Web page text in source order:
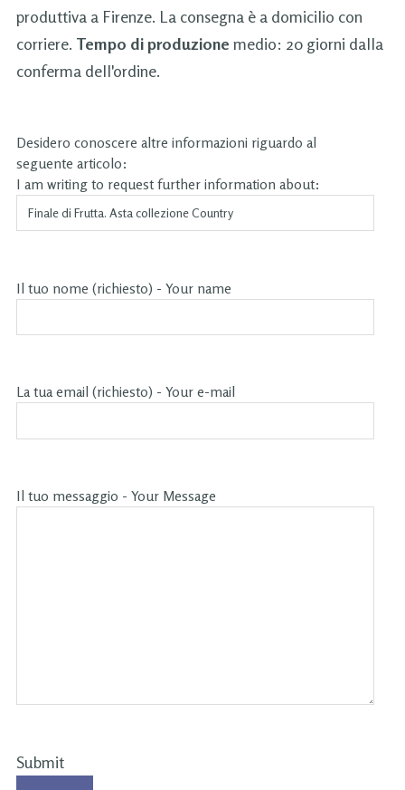
produttiva a Firenze. La consegna è a domicilio con
corriere. Tempo di produzione medio: 20 giorni dalla
conferma dell'ordine.
Desidero conoscere altre informazioni riguardo al
seguente articolo:
I am writing to request further information about:
Il tuo nome (richiesto) - Your name
La tua email (richiesto) - Your e-mail
Il tuo messaggio - Your Message
Submit